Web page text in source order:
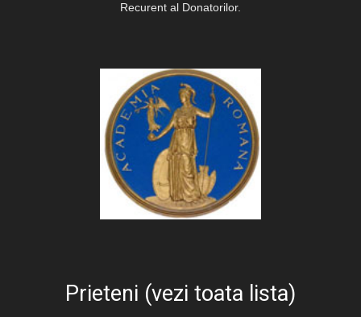
Recurent al Donatorilor.
Prieteni (vezi toata lista)